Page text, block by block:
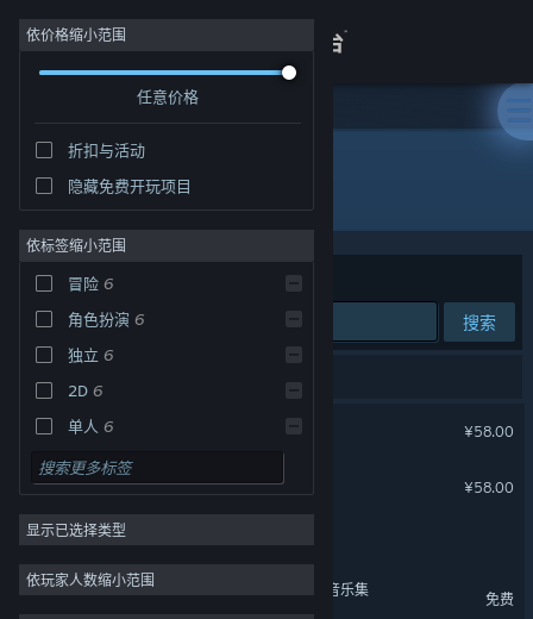
登录
关于
客服
依价格缩小范围
任意价格
折扣与活动
隐藏免费开玩项目
依标签缩小范围
冒险 6
角色扮演 6
独立 6
2D 6
单人 6
动作 5
类 Rogue 5
迷宫探索
轻度 Rogue 5
显示已选择类型
依玩家人数缩小范围
开发者: ChillyRoom
排序依据 相关性
搜索
7 个匹配的搜索结果。
¥58.00
¥58.00
大江湖之苍龙与白鸟 - 游戏音乐集
免费